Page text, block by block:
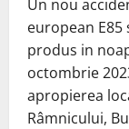
Un nou
european E85
produs in
octombrie
apropierea
Râmnicului,